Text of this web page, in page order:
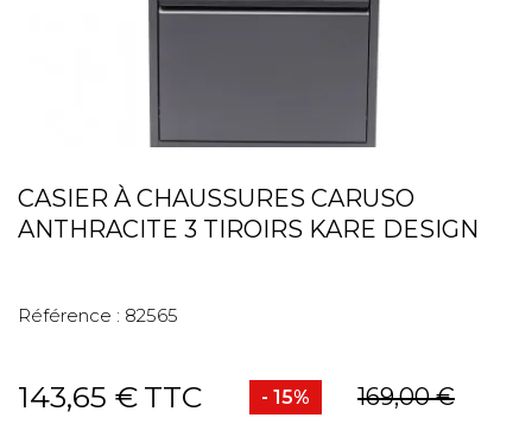
CASIER À CHAUSSURES CARUSO
ANTHRACITE 3 TIROIRS KARE DESIGN
Référence : 82565
143,65 € TTC - 15% 169,00 €